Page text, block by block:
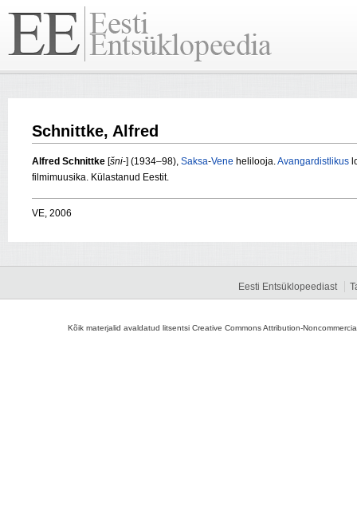
Schnittke, Alfred
Alfred Schnittke [šni-] (1934–98), Saksa-Vene helilooja.Avangardistlikus
filmimuusika. Külastanud Eestit.
VE, 2006
Eesti Entsüklopeediast
Kõik materjalid avaldatud litsentsi Creative Commons Attribution-